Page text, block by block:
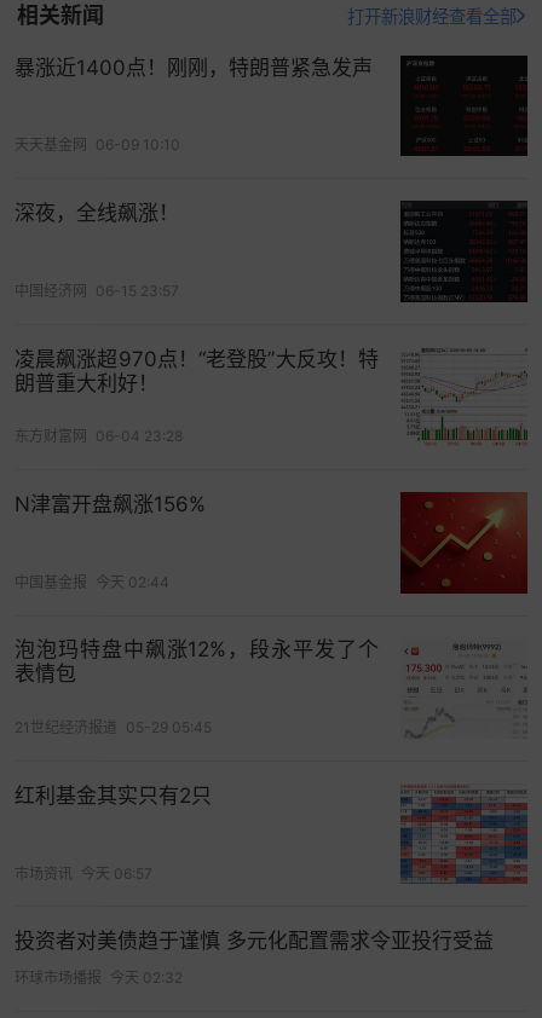
子，不远处
的中皇北岸锦源在去年12月到今年1月的
而如今小区的挂牌均价已经
突破到了14.6万/㎡，有的房东甚至连夜把房屋总价
瑞虹新城璟庭，今年的1-4月以
10-12万的单价成交了4套房源，而如今整个小区的
挂牌均价已经来到了13.2万+，基本上想再找个10开
头的房源已经很难了！
浦东唐镇地块
：浦东唐镇地
镇地块，溢价率高达40%，楼板价5.2万/㎡！这是
什么概念？一个外环外的板块，
相关新闻 打开新浪财经查看全部
暴涨近1400点！刚刚，特朗普紧急发声
天天基金网 06-09 10:10
深夜，全线飙涨！
中国经济网 06-15 23:57
凌晨飙涨超970点！“老登股”大反攻！特
朗普重大利好！
东方财富网 06-04 23:28
N津富开盘飙涨156%
中国基金报 今天 02:44
泡泡玛特盘中飙涨12%，段永平发了个
表情包
21世纪经济报道 05-29 05:45
红利基金其实只有2只
市场资讯 今天 06:57
投资者对美债趋于谨慎 多元化配置需求令亚投行受益
环球市场播报 今天 02:32